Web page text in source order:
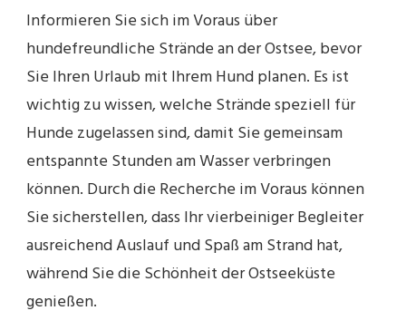
Informieren Sie sich im Voraus über
hundefreundliche Strände an der Ostsee, bevor
Sie Ihren Urlaub mit Ihrem Hund planen. Es ist
wichtig zu wissen, welche Strände speziell für
Hunde zugelassen sind, damit Sie gemeinsam
entspannte Stunden am Wasser verbringen
können. Durch die Recherche im Voraus können
Sie sicherstellen, dass Ihr vierbeiniger Begleiter
ausreichend Auslauf und Spaß am Strand hat,
während Sie die Schönheit der Ostseeküste
genießen.